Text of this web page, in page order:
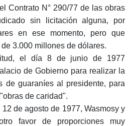
Contrato N° 290/77 de las obras
sin licitación alguna, por
en ese momento, pero que
3.000 millones de dólares.
el día 8 de junio de 1977
de Gobierno para realizar la
de guaraníes al presidente, para
de caridad".
de agosto de 1977, Wasmosy y
favor de proporciones muy